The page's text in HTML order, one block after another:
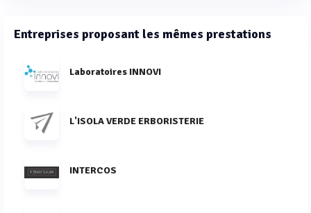
Entreprises proposant les mêmes prestations
Laboratoires INNOVI
L'ISOLA VERDE ERBORISTERIE
INTERCOS